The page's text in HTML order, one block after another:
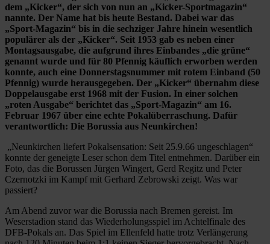
dem „Kicker“, der sich von nun an „Kicker-Sportmagazin“
nannte. Der Name hat bis heute Bestand. Dabei war das
„Sport-Magazin“ bis in die sechziger Jahre hinein wesentlich
populärer als der „Kicker“. Seit 1953 gab es neben einer
Montagsausgabe, die aufgrund ihres Einbandes „die grüne“
genannt wurde und für 80 Pfennig käuflich erworben werden
konnte, auch eine Donnerstagsnummer mit rotem Einband (50
Pfennig) wurde herausgegeben. Der „Kicker“ übernahm diese
Doppelausgabe erst 1968 mit der Fusion. In einer solchen
„roten Ausgabe“ berichtet das „Sport-Magazin“ am 16.
Februar 1967 über eine echte Pokalüberraschung. Dafür
verantwortlich: Die Borussia aus Neunkirchen!
„Neunkirchen liefert Pokalsensation: Seit 25.9.66 ungeschlagen“
konnte der geneigte Leser schon dem Titel entnehmen. Darüber ein
Foto, das die Borussen Jürgen Wingert, Gerd Regitz und Peter
Czernotzki im Kampf mit Gerhard Zebrowski zeigt. Was war
passiert?
Am Abend zuvor war die Borussia nach Bremen gereist. Im
Weserstadion stand das Wiederholungsspiel im Achtelfinale des
DFB-Pokals an. Das Spiel im Ellenfeld hatte trotz Verlängerung